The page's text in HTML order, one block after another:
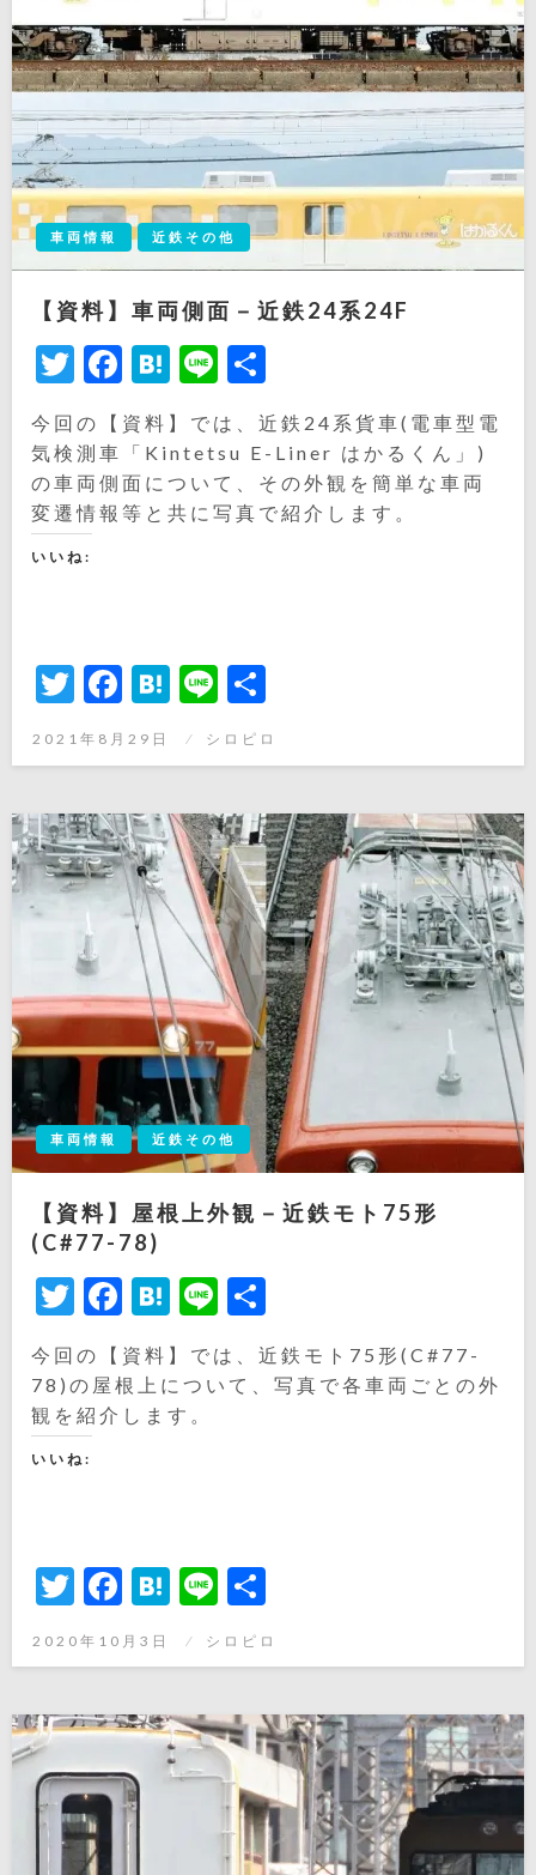
車両情報 近鉄その他
【資料】車両側面－近鉄24系24F
Twitter
Facebook
Hatena
Line
今回の【資料】では、近鉄24系貨車(電車型電
気検測車「Kintetsu E-Liner はかるくん」)
の車両側面について、その外観を簡単な車両
変遷情報等と共に写真で紹介します。
いいね:
Twitter
Facebook
Hatena
Line
投
日:
2021年8月29日 シロピロ
車両情報 近鉄その他
【資料】屋根上外観－近鉄モト75形
(C#77-78)
Twitter
Facebook
Hatena
Line
今回の【資料】では、近鉄モト75形(C#77-
78)の屋根上について、写真で各車両ごとの外
観を紹介します。
いいね:
Twitter
Facebook
Hatena
Line
投
日:
2020年10月3日 シロピロ